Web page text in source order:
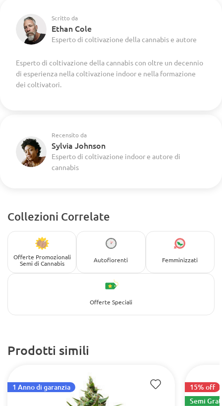
Scritto da
Ethan Cole
Esperto di coltivazione della cannabis e autore
Esperto di coltivazione della cannabis con oltre un decennio
di esperienza nella coltivazione indoor e nella formazione
dei coltivatori.
Recensito da
Sylvia Johnson
Esperto di coltivazione indoor e autore di
cannabis
Collezioni Correlate
Offerte Promozionali
Semi di Cannabis
Autofiorenti Femminizzati
Offerte Speciali
Prodotti simili
1 Anno di garanzia
15% off
Semi